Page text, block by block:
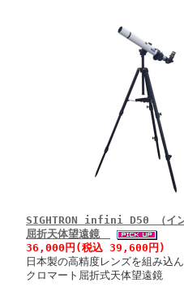
SIGHTRON infini D50 （イン
屈折天体望遠鏡
36,000円(税込 39,600円)
日本製の高精度レンズを組み込
クロマート屈折式天体望遠鏡